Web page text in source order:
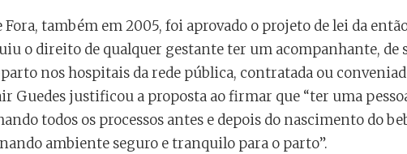
Fora, também em 2005, foi aprovado o projeto de lei da
o direito de qualquer gestante ter um acompanhante, de
nos hospitais da rede pública, contratada ou
Guedes justificou a proposta ao firmar que “ter uma
todos os processos antes e depois do nascimento do
ambiente seguro e tranquilo para o parto”.